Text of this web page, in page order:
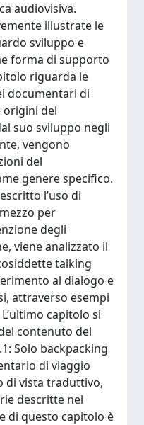
audiovisiva.
illustrate le
sviluppo e
forma di supporto
riguarda le
documentari di
origini del
suo sviluppo negli
vengono
del
genere specifico.
l’uso di
per
degli
viene analizzato il
talking
al dialogo e
attraverso esempi
capitolo si
contenuto del
Solo backpacking
di viaggio
di vista traduttivo,
descritte nel
di questo capitolo è